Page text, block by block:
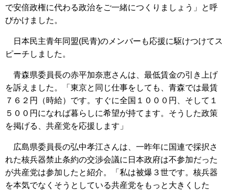
で安倍政権に代わる政治をご一緒につくりましょう」と呼
びかけました。
日本民主青年同盟(民青)のメンバーも応援に駆けつけてス
ピーチしました。
青森県委員長の赤平加奈恵さんは、最低賃金の引き上げ
を訴えました。「東京と同じ仕事をしても、青森では最賃
７６２円（時給）です。すぐに全国１０００円、そして１
５００円になれば暮らしに希望が持てます。そうした政策
を掲げる、共産党を応援します」
広島県委員長の弘中孝江さんは、一昨年に国連で採択さ
れた核兵器禁止条約の交渉会議に日本政府は不参加だった
が共産党は参加したと紹介。「私は被爆３世です。核兵器
を本気でなくそうとしている共産党をもっと大きくした